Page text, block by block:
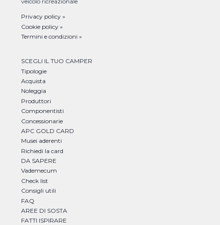
Privacy policy »
Cookie policy »
Termini e condizioni »
SCEGLI IL TUO CAMPER
Tipologie
Acquista
Noleggia
Produttori
Componentisti
Concessionarie
APC GOLD CARD
Musei aderenti
Richiedi la card
DA SAPERE
Vademecum
Check list
Consigli utili
FAQ
AREE DI SOSTA
FATTI ISPIRARE